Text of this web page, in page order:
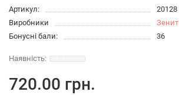
Артикул:
20128
Виробники
Зенит
Бонусні бали:
36
720.00 грн.